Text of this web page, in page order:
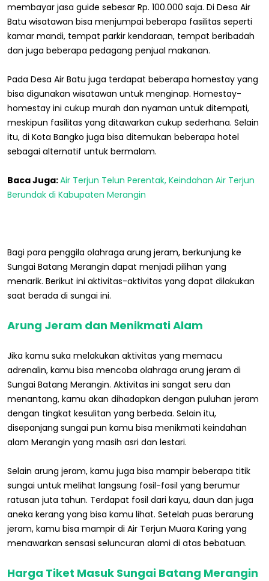
membayar jasa guide sebesar Rp. 100.000 saja. Di Desa Air
Batu wisatawan bisa menjumpai beberapa fasilitas seperti
kamar mandi, tempat parkir kendaraan, tempat beribadah
dan juga beberapa pedagang penjual makanan.
Pada Desa Air Batu juga terdapat beberapa homestay yang
bisa digunakan wisatawan untuk menginap. Homestay-
homestay ini cukup murah dan nyaman untuk ditempati,
meskipun fasilitas yang ditawarkan cukup sederhana. Selain
itu, di Kota Bangko juga bisa ditemukan beberapa hotel
sebagai alternatif untuk bermalam.
Baca Juga:Air Terjun Telun Perentak, Keindahan Air Terjun
Berundak di Kabupaten Merangin
Bagi para penggila olahraga arung jeram, berkunjung ke
Sungai Batang Merangin dapat menjadi pilihan yang
menarik. Berikut ini aktivitas-aktivitas yang dapat dilakukan
saat berada di sungai ini.
Arung Jeram dan Menikmati Alam
Jika kamu suka melakukan aktivitas yang memacu
adrenalin, kamu bisa mencoba olahraga arung jeram di
Sungai Batang Merangin. Aktivitas ini sangat seru dan
menantang, kamu akan dihadapkan dengan puluhan jeram
dengan tingkat kesulitan yang berbeda. Selain itu,
disepanjang sungai pun kamu bisa menikmati keindahan
alam Merangin yang masih asri dan lestari.
Selain arung jeram, kamu juga bisa mampir beberapa titik
sungai untuk melihat langsung fosil-fosil yang berumur
ratusan juta tahun. Terdapat fosil dari kayu, daun dan juga
aneka kerang yang bisa kamu lihat. Setelah puas berarung
jeram, kamu bisa mampir di Air Terjun Muara Karing yang
menawarkan sensasi seluncuran alami di atas bebatuan.
Harga Tiket Masuk Sungai Batang Merangin